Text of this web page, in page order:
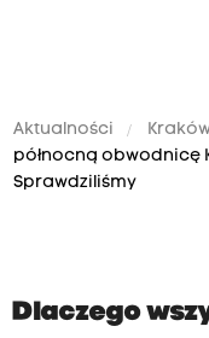
Aktualności
północną obwodnicę
Sprawdziliśmy
Dlaczego